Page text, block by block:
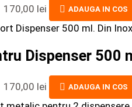
170,00 lei ADAUGA IN COS
Dispenser 500
170,00 lei ADAUGA IN COS